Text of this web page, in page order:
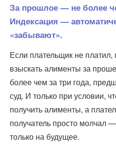
За прошлое — не более
Индексация —
«забывают».
Если плательщик не платил,
взыскать алименты за
более чем за три года,
суд. И только при условии,
получить алименты, а
получатель просто молчал
только на будущее.